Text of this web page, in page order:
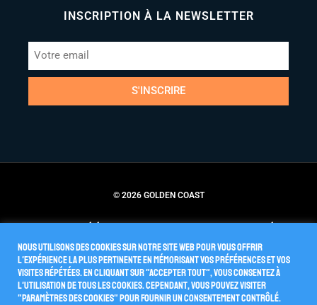
INSCRIPTION À LA NEWSLETTER
S'INSCRIRE
© 2026 GOLDEN COAST
Nous utilisons des cookies sur notre site Web pour vous offrir
l'expérience la plus pertinente en mémorisant vos préférences et vos
visites répétées. En cliquant sur "Accepter tout", vous consentez à
l'utilisation de TOUS les cookies. Cependant, vous pouvez visiter
"Paramètres des cookies" pour fournir un consentement contrôlé.